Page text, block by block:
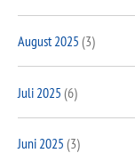
August 2025 (3)
Juli 2025 (6)
Juni 2025 (3)